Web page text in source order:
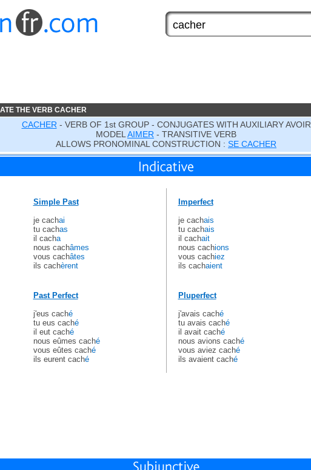
THE VERB CACHER
CACHER - VERB OF 1st GROUP - CONJUGATES WITH AUXILIARY AVOIR
MODEL AIMER - TRANSITIVE VERB
ALLOWS PRONOMINAL CONSTRUCTION : SE CACHER
Simple Past
je cachai
tu cachas
il cacha
nous cachâmes
vous cachâtes
ils cachèrent
Past Perfect
j'eus caché
tu eus caché
il eut caché
nous eûmes caché
vous eûtes caché
ils eurent caché
Imperfect
je cachais
tu cachais
il cachait
nous cachions
vous cachiez
ils cachaient
Pluperfect
j'avais caché
tu avais caché
il avait caché
nous avions caché
vous aviez caché
ils avaient caché